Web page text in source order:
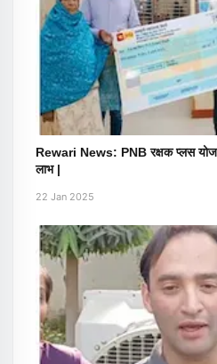
Rewari News: PNB रक्षक प्लस
लाभ |
22 Jan 2025